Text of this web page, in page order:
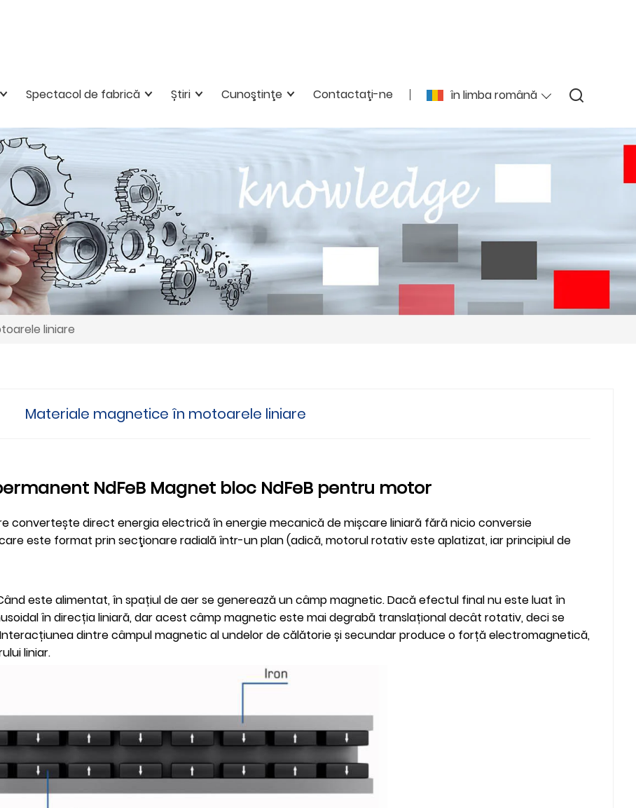
în limba română
Spectacol de fabrică Știri Cunoştinţe Contactaţi-ne
liniare
Materiale magnetice în motoarele liniare
NdFeB Magnet bloc NdFeB pentru motor
convertește direct energia electrică în energie mecanică de mișcare liniară fără nicio conversie
este format prin secţionare radială într-un plan (adică, motorul rotativ este aplatizat, iar principiul de
este alimentat, în spațiul de aer se generează un câmp magnetic. Dacă efectul final nu este luat în
în direcția liniară, dar acest câmp magnetic este mai degrabă translațional decât rotativ, deci se
dintre câmpul magnetic al undelor de călătorie și secundar produce o forță electromagnetică,
liniar.